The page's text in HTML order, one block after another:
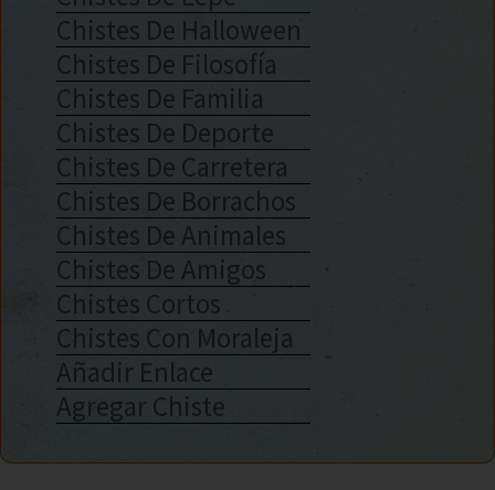
Chistes De Halloween
Chistes De Filosofía
Chistes De Familia
Chistes De Deporte
Chistes De Carretera
Chistes De Borrachos
Chistes De Animales
Chistes De Amigos
Chistes Cortos
Chistes Con Moraleja
Añadir Enlace
Agregar Chiste